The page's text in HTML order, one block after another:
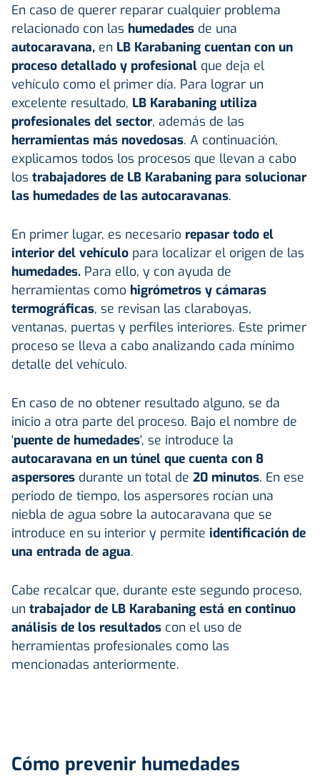
En caso de querer reparar cualquier problema
relacionado con las humedades de una
autocaravana, en LB Karabaning cuentan con un
proceso detallado y profesional que deja el
vehículo como el primer día. Para lograr un
excelente resultado, LB Karabaning utiliza
profesionales del sector, además de las
herramientas más novedosas. A continuación,
explicamos todos los procesos que llevan a cabo
los trabajadores de LB Karabaning para solucionar
las humedades de las autocaravanas.
En primer lugar, es necesario repasar todo el
interior del vehículo para localizar el origen de las
humedades. Para ello, y con ayuda de
herramientas como higrómetros y cámaras
termográficas, se revisan las claraboyas,
ventanas, puertas y perfiles interiores. Este primer
proceso se lleva a cabo analizando cada mínimo
detalle del vehículo.
En caso de no obtener resultado alguno, se da
inicio a otra parte del proceso. Bajo el nombre de
'puente de humedades', se introduce la
autocaravana en un túnel que cuenta con 8
aspersores durante un total de 20 minutos. En ese
periodo de tiempo, los aspersores rocían una
niebla de agua sobre la autocaravana que se
introduce en su interior y permite identificación de
una entrada de agua.
Cabe recalcar que, durante este segundo proceso,
un trabajador de LB Karabaning está en continuo
análisis de los resultados con el uso de
herramientas profesionales como las
mencionadas anteriormente.
Cómo prevenir humedades